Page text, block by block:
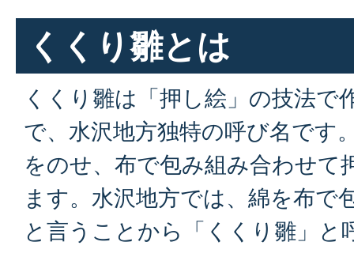
くくり雛とは
くくり雛は「押し絵」の技法で
で、水沢地方独特の呼び名です
をのせ、布で包み組み合わせて
ます。水沢地方では、綿を布で
と言うことから「くくり雛」と